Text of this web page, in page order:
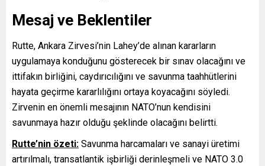
Mesaj ve Beklentiler
Rutte, Ankara Zirvesi’nin Lahey’de alınan kararların
uygulamaya konduğunu gösterecek bir sınav olacağını ve
ittifakın birliğini, caydırıcılığını ve savunma taahhütlerini
hayata geçirme kararlılığını ortaya koyacağını söyledi.
Zirvenin en önemli mesajının NATO’nun kendisini
savunmaya hazır olduğu şeklinde olacağını belirtti.
Rutte’nin özeti: Savunma harcamaları ve sanayi üretimi
artırılmalı, transatlantik işbirliği derinleşmeli ve NATO 3.0